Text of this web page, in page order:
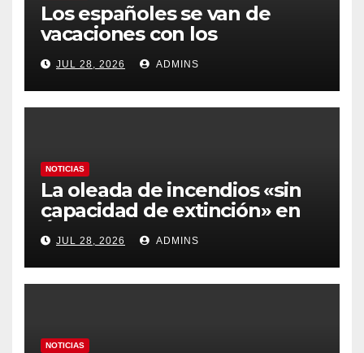
Los españoles se van de
vacaciones con los
carburantes hasta un 21%
más caros que el año pasado
y los hoteles disparados
JUL 28, 2026 ADMINS
NOTICIAS
La oleada de incendios «sin
capacidad de extinción» en
Ávila y al oeste de Madrid
obliga a declarar la
emergencia nacional
JUL 28, 2026 ADMINS
NOTICIAS